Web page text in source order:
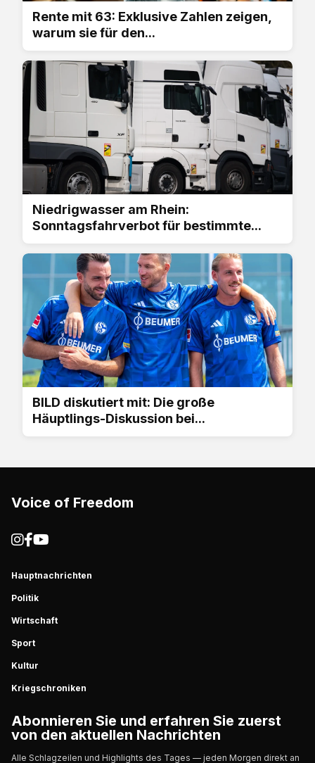
Rente mit 63: Exklusive Zahlen zeigen,
warum sie für den...
Niedrigwasser am Rhein:
Sonntagsfahrverbot für bestimmte...
BILD diskutiert mit: Die große
Häuptlings-Diskussion bei...
Voice of Freedom
Hauptnachrichten
Politik
Wirtschaft
Sport
Kultur
Kriegschroniken
Abonnieren Sie und erfahren Sie zuerst
von den aktuellen Nachrichten
Alle Schlagzeilen und Highlights des Tages — jeden Morgen direkt an